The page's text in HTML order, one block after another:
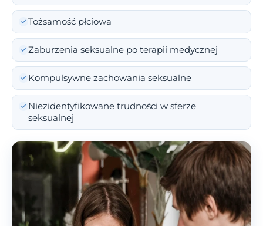
Tożsamość płciowa
Zaburzenia seksualne po terapii medycznej
Kompulsywne zachowania seksualne
Niezidentyfikowane trudności w sferze
seksualnej